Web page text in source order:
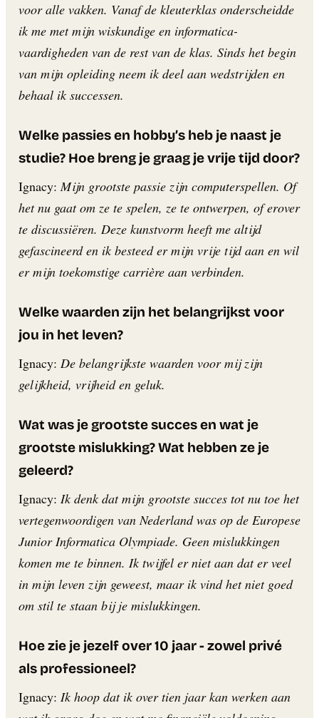
voor alle vakken. Vanaf de kleuterklas onderscheidde
ik me met mijn wiskundige en informatica-
vaardigheden van de rest van de klas. Sinds het begin
van mijn opleiding neem ik deel aan wedstrijden en
behaal ik successen.
Welke passies en hobby’s heb je naast je
studie? Hoe breng je graag je vrije tijd door?
Ignacy:Mijn grootste passie zijn computerspellen. Of
het nu gaat om ze te spelen, ze te ontwerpen, of erover
te discussiëren. Deze kunstvorm heeft me altijd
gefascineerd en ik besteed er mijn vrije tijd aan en wil
er mijn toekomstige carrière aan verbinden.
Welke waarden zijn het belangrijkst voor
jou in het leven?
Ignacy: De belangrijkste waarden voor mij zijn
gelijkheid, vrijheid en geluk.
Wat was je grootste succes en wat je
grootste mislukking? Wat hebben ze je
geleerd?
Ignacy: Ik denk dat mijn grootste succes tot nu toe het
vertegenwoordigen van Nederland was op de Europese
Junior Informatica Olympiade. Geen mislukkingen
komen me te binnen. Ik twijfel er niet aan dat er veel
in mijn leven zijn geweest, maar ik vind het niet goed
om stil te staan bij je mislukkingen.
Hoe zie je jezelf over 10 jaar - zowel privé
als professioneel?
Ignacy: Ik hoop dat ik over tien jaar kan werken aan